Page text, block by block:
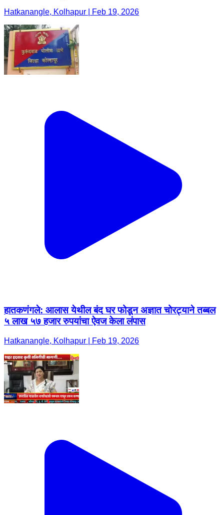
Hatkanangle, Kolhapur | Feb 19, 2026
हातकणंगले: आलास येथील बंद घर फोडून अज्ञात चोरट्याने तब्बल
५ लाख ५७ हजार रुपयांचा ऐवज केला लंपास
Hatkanangle, Kolhapur | Feb 19, 2026